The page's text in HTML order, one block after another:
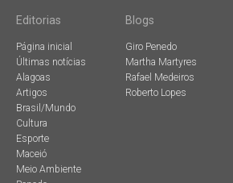
Editorias
Página inicial
Últimas notícias
Alagoas
Artigos
Brasil/Mundo
Cultura
Esporte
Maceió
Meio Ambiente
Blogs
Giro Penedo
Martha Martyres
Rafael Medeiros
Roberto Lopes